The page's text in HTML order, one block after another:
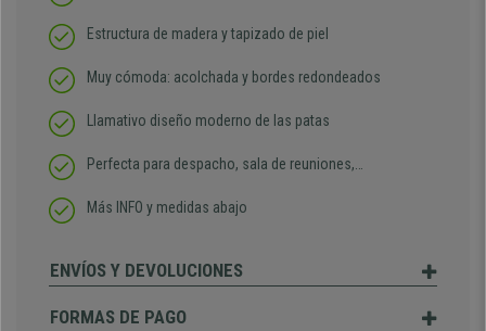
Estructura de madera y tapizado de piel
Muy cómoda: acolchada y bordes redondeados
Llamativo diseño moderno de las patas
Perfecta para despacho, sala de reuniones,…
Más INFO y medidas abajo
ENVÍOS Y DEVOLUCIONES
FORMAS DE PAGO